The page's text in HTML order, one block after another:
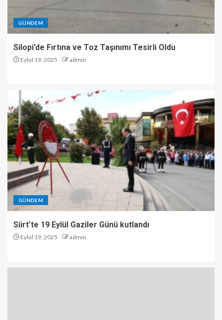
GÜNDEM
Silopi’de Fırtına ve Toz Taşınımı Tesirli Oldu
Eylül 19, 2025 admin
GÜNDEM
Siirt’te 19 Eylül Gaziler Günü kutlandı
Eylül 19, 2025 admin